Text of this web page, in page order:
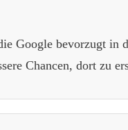
Google bevorzugt
Chancen, dort zu